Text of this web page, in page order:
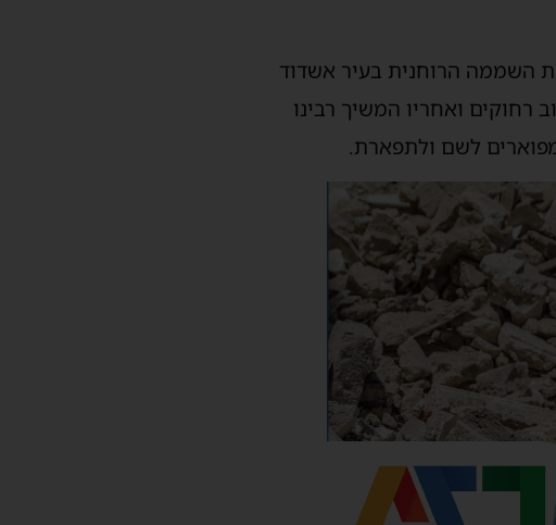
השממה הרוחנית בעיר אשדוד
ואחריו המשיך רבינו
לשם ולתפארת.